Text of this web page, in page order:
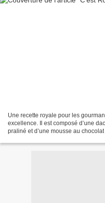
Une recette royale pour les
excellence. Il est composé d’une
praliné et d’une mousse au